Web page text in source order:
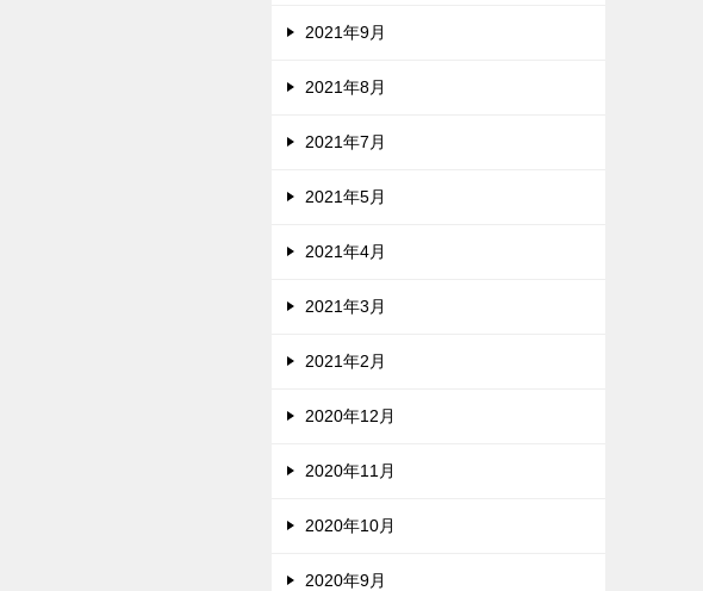
2021年9月
2021年8月
2021年7月
2021年5月
2021年4月
2021年3月
2021年2月
2020年12月
2020年11月
2020年10月
2020年9月